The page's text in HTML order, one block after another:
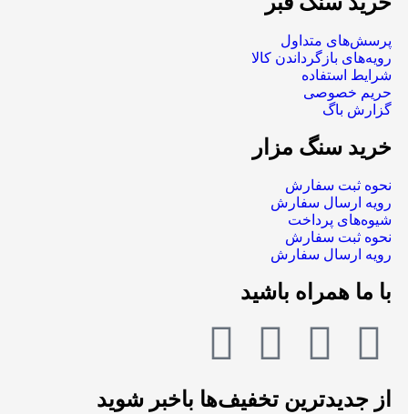
پرسش‌های متداول
رویه‌های بازگرداندن کالا
شرایط استفاده
حریم خصوصی
گزارش باگ
خرید سنگ مزار
نحوه ثبت سفارش
رویه ارسال سفارش
شیوه‌های پرداخت
نحوه ثبت سفارش
رویه ارسال سفارش
با ما همراه باشید
از جدیدترین تخفیف‌ها باخبر شوید